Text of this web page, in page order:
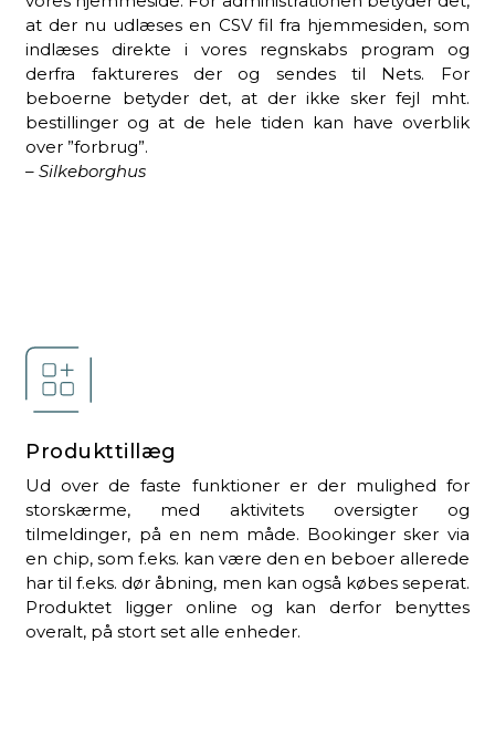
at der nu udlæses en CSV fil fra hjemmesiden, som
indlæses direkte i vores regnskabs program og
derfra faktureres der og sendes til Nets. For
beboerne betyder det, at der ikke sker fejl mht.
bestillinger og at de hele tiden kan have overblik
over ”forbrug”.
– Silkeborghus
Produkttillæg
Ud over de faste funktioner er der mulighed for
storskærme, med aktivitets oversigter og
tilmeldinger, på en nem måde. Bookinger sker via
en chip, som f.eks. kan være den en beboer allerede
har til f.eks. dør åbning, men kan også købes seperat.
Produktet ligger online og kan derfor benyttes
overalt, på stort set alle enheder.